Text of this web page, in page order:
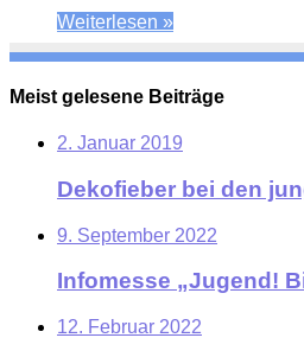
Weiterlesen »
Meist gelesene Beiträge
2. Januar 2019
Dekofieber bei den
9. September 2022
Infomesse „Jugend!
12. Februar 2022